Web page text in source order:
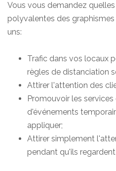
Vous vous demandez
polyvalentes des
uns:
Trafic dans vos locaux
règles de distanciation
Attirer l'attention des
Promouvoir les
d'événements
appliquer;
Attirer simplement
pendant qu'ils